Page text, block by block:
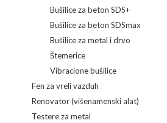
Bušilice za beton SDS+
Bušilice za beton SDSmax
Bušilice za metal i drvo
Štemerice
Vibracione bušilice
Fen za vreli vazduh
Renovator (višenamenski alat)
Testere za metal